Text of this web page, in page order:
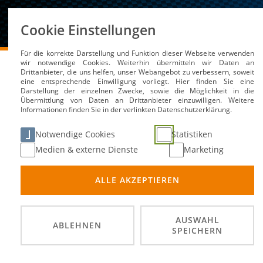
DMSB Medien / Service Kalender Leitender
Leitender Rennarzt
01.
Cookie Einstellungen
Für die korrekte Darstellung und Funktion dieser Webseite verwenden
wir notwendige Cookies. Weiterhin übermitteln wir Daten an
Drittanbieter, die uns helfen, unser Webangebot zu verbessern, soweit
eine entsprechende Einwilligung vorliegt. Hier finden Sie eine
Darstellung der einzelnen Zwecke, sowie die Möglichkeit in die
Übermittlung von Daten an Drittanbieter einzuwilligen. Weitere
Informationen finden Sie in der verlinkten Datenschutzerklärung.
Notwendige Cookies
Statistiken
Medien & externe Dienste
Marketing
ALLE AKZEPTIEREN
ABLEHNEN
AUSWAHL
SPEICHERN